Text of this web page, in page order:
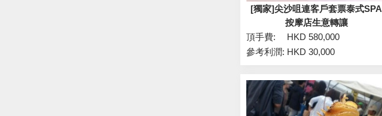
[獨家]尖沙咀連客戶套票泰式SPA
按摩店生意轉讓
頂手費:
HKD 580,000
參考利潤: HKD 30,000